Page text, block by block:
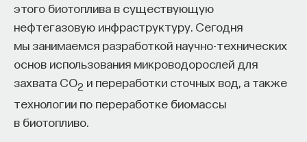
этого биотоплива в существующую
нефтегазовую инфраструктуру. Сегодня
мы занимаемся разработкой научно-технических
основ использования микроводорослей для
захвата CO2 и переработки сточных вод, а также
технологии по переработке биомассы
в биотопливо.
«Мы не наказываем студентов за использование
ИИ, потому что сам факт его использования еще
ничего не объясняет. Важно не то, что студент
обратился к ИИ, а то, как именно он это делает.
Если воспринимать ИИ просто как помощника,
ресурс или способ сэкономить усилия, студенты
чаще всего лишь снижают когнитивную